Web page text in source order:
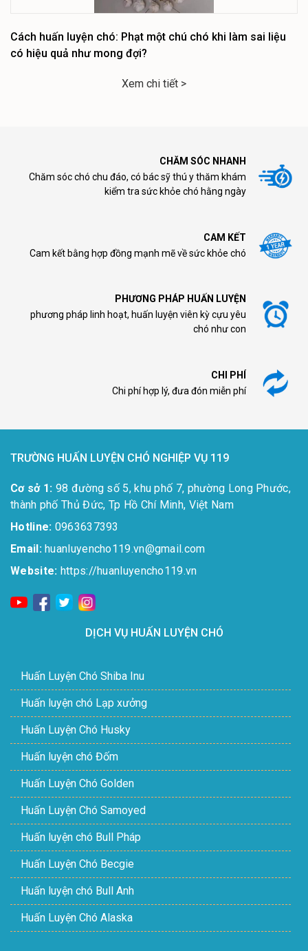
Cách huấn luyện chó: Phạt một chú chó khi làm sai liệu
có hiệu quả như mong đợi?
Xem chi tiết >
CHĂM SÓC NHANH
Chăm sóc chó chu đáo, có bác sỹ thú y thăm khám
kiểm tra sức khỏe chó hằng ngày
CAM KẾT
Cam kết bằng hợp đồng mạnh mẽ về sức khỏe chó
PHƯƠNG PHÁP HUẤN LUYỆN
phương pháp linh hoạt, huấn luyện viên kỳ cựu yêu
chó như con
CHI PHÍ
Chi phí hợp lý, đưa đón miễn phí
TRƯỜNG HUẤN LUYỆN CHÓ NGHIỆP VỤ 119
Cơ sở 1: 98 đường số 5, khu phố 7, phường Long Phước,
thành phố Thủ Đức, Tp Hồ Chí Minh, Việt Nam
Hotline: 0963637393​
Email:huanluyencho119.vn@gmail.com
Website: https://huanluyencho119.vn
DỊCH VỤ HUẤN LUYỆN CHÓ
Huấn Luyện Chó Shiba Inu
Huấn luyện chó Lạp xưởng
Huấn Luyện Chó Husky
Huấn luyện chó Đốm
Huấn Luyện Chó Golden
Huấn Luyện Chó Samoyed
Huấn luyện chó Bull Pháp
Huấn Luyện Chó Becgie
Huấn luyện chó Bull Anh
Huấn Luyện Chó Alaska